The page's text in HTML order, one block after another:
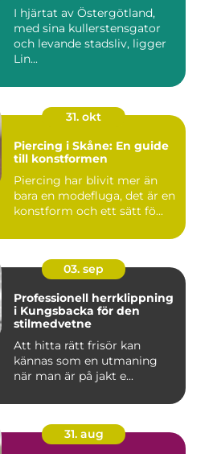
I hjärtat av Östergötland,
med sina kullerstensgator
och levande stadsliv, ligger
Lin...
31. okt
Piercing i Skåne: En guide
till konstformen
Piercing har blivit mer än
bara en modefluga, det är en
konstform och ett sätt fö...
03. sep
Professionell herrklippning
i Kungsbacka för den
stilmedvetne
Att hitta rätt frisör kan
kännas som en utmaning
när man är på jakt e...
31. aug